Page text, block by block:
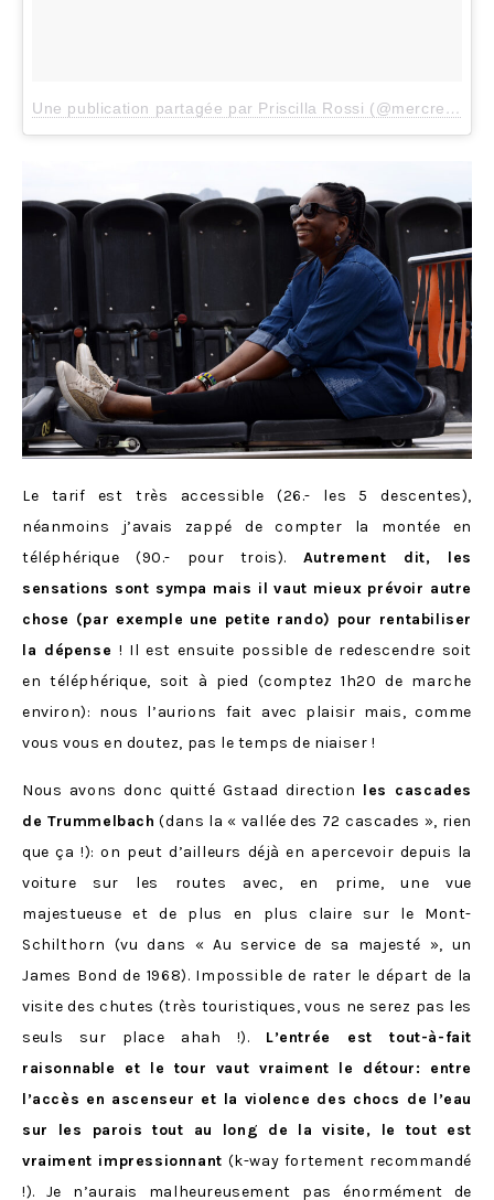
Une publication partagée par Priscilla Rossi (@mercredieblog)
Le tarif est très accessible (26.- les 5 descentes),
néanmoins j’avais zappé de compter la montée en
téléphérique (90.- pour trois). Autrement dit, les
sensations sont sympa mais il vaut mieux prévoir autre
chose (par exemple une petite rando) pour rentabiliser
la dépense ! Il est ensuite possible de redescendre soit
en téléphérique, soit à pied (comptez 1h20 de marche
environ): nous l’aurions fait avec plaisir mais, comme
vous vous en doutez, pas le temps de niaiser !
Nous avons donc quitté Gstaad direction les cascades
de Trummelbach (dans la « vallée des 72 cascades », rien
que ça !): on peut d’ailleurs déjà en apercevoir depuis la
voiture sur les routes avec, en prime, une vue
majestueuse et de plus en plus claire sur le Mont-
Schilthorn (vu dans « Au service de sa majesté », un
James Bond de 1968). Impossible de rater le départ de la
visite des chutes (très touristiques, vous ne serez pas les
seuls sur place ahah !). L’entrée est tout-à-fait
raisonnable et le tour vaut vraiment le détour: entre
l’accès en ascenseur et la violence des chocs de l’eau
sur les parois tout au long de la visite, le tout est
vraiment impressionnant (k-way fortement recommandé
!). Je n’aurais malheureusement pas énormément de